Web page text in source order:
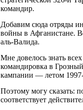
командир.
Добавим сюда отряды
войны в Афганистане.
аль-Валида.
Мне довелось знать
командировка в
кампании — летом
Поэтому могу сказать:
соответствует